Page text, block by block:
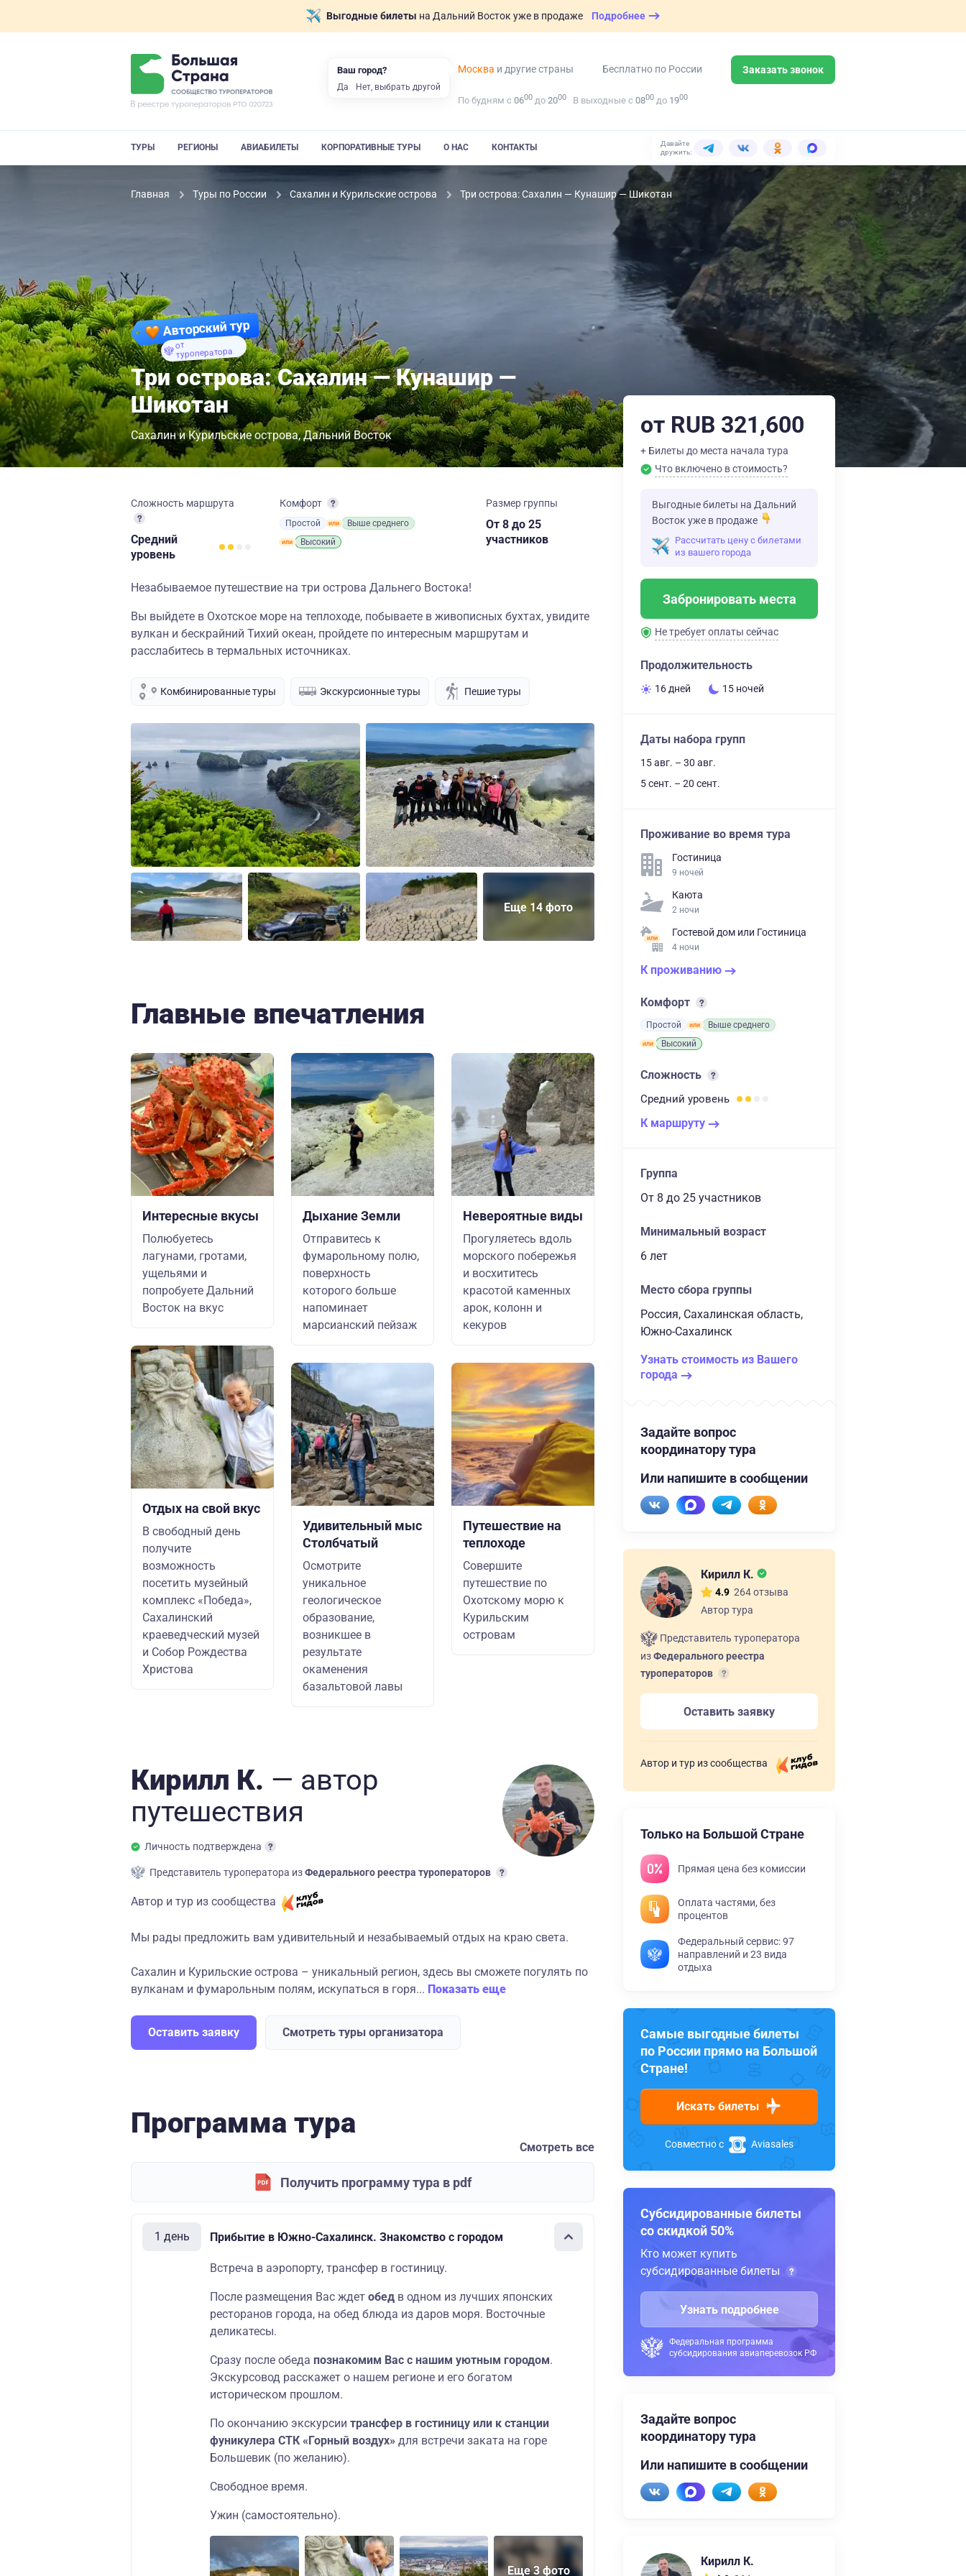
Выгодные билеты на Дальний Восток уже в продаже Подробнее
Москва и другие страны Бесплатно по России Заказать звонок
По будням с 0600 до 2000 В выходные с 0800 до 1900
ТУРЫ РЕГИОНЫ АВИАБИЛЕТЫ КОРПОРАТИВНЫЕ ТУРЫ О НАС КОНТАКТЫ
Давайте
дружить:
Главная Туры по России Сахалин и Курильские острова Три острова: Сахалин — Кунашир — Шикотан
Авторский тур
от
туроператора
Три острова: Сахалин — Кунашир —
Шикотан
Сахалин и Курильские острова Дальний Восток
Сложность маршрута
Средний
уровень
Комфорт
Простой
Выше среднего
Высокий
Размер группы
От 8 до 25
участников
Незабываемое путешествие на три острова Дальнего Востока!
Вы выйдете в Охотское море на теплоходе, побываете в живописных бухтах, увидите
вулкан и бескрайний Тихий океан, пройдете по интересным маршрутам и
расслабитесь в термальных источниках.
Комбинированные туры Экскурсионные туры Пешие туры
Еще 14 фото
Главные впечатления
Интересные вкусы
Полюбуетесь
лагунами, гротами,
ущельями и
попробуете Дальний
Восток на вкус
Отдых на свой вкус
В свободный день
получите
возможность
посетить музейный
комплекс «Победа»,
Сахалинский
краеведческий музей
и Собор Рождества
Христова
Дыхание Земли
Отправитесь к
фумарольному полю,
поверхность
которого больше
напоминает
марсианский пейзаж
Удивительный мыс
Столбчатый
Осмотрите
уникальное
геологическое
образование,
возникшее в
результате
окаменения
базальтовой лавы
Невероятные виды
Прогуляетесь вдоль
морского побережья
и восхититесь
красотой каменных
арок, колонн и
кекуров
Путешествие на
теплоходе
Совершите
путешествие по
Охотскому морю к
Курильским
островам
Кирилл К. — автор
путешествия
Личность подтверждена
Представитель туроператора изФедерального реестра туроператоров
Автор и тур из сообщества
Мы рады предложить вам удивительный и незабываемый отдых на краю света.
Сахалин и Курильские острова – уникальный регион, здесь вы сможете погулять по
вулканам и фумарольным полям, искупаться в горя... Показать еще
Оставить заявку Смотреть туры организатора
Программа тура
Смотреть все
Получить программу тура в pdf
1 день Прибытие в Южно-Сахалинск. Знакомство с городом
Встреча в аэропорту, трансфер в гостиницу.
После размещения Вас ждет обед в одном из лучших японских
ресторанов города, на обед блюда из даров моря. Восточные
деликатесы.
Сразу после обеда познакомим Вас с нашим уютным городом.
Экскурсовод расскажет о нашем регионе и его богатом
историческом прошлом.
По окончанию экскурсии трансфер в гостиницу или к станции
фуникулера СТК «Горный воздух» для встречи заката на горе
Большевик (по желанию).
Свободное время.
Ужин (самостоятельно).
Еще 3 фото
от RUB 321,600
+ Билеты до места начала тура
Что включено в стоимость?
Выгодные билеты на Дальний
Восток уже в продаже
Рассчитать цену с билетами
из вашего города
Забронировать места
Не требует оплаты сейчас
Продолжительность
16 дней 15 ночей
Даты набора групп
15 авг. – 30 авг.
5 сент. – 20 сент.
Проживание во время тура
Гостиница
9 ночей
Каюта
2 ночи
Гостевой дом или Гостиница
4 ночи
К проживанию
Комфорт
Простой
Выше среднего
Высокий
Сложность
Средний уровень
К маршруту
Группа
От 8 до 25 участников
Минимальный возраст
6 лет
Место сбора группы
Россия, Сахалинская область,
Южно-Сахалинск
Узнать стоимость из Вашего
города
Задайте вопрос
координатору тура
Или напишите в сообщении
Кирилл К.
4.9 264 отзыва
Автор тура
Представитель туроператора
изФедерального реестра
туроператоров
Оставить заявку
Автор и тур из сообщества
Только на Большой Стране
Прямая цена без комиссии
Оплата частями, без
процентов
Федеральный сервис: 97
направлений и 23 вида
отдыха
Самые выгодные билеты
по России прямо на Большой
Стране!
Искать билеты
Совместно с Aviasales
Субсидированные билеты
со скидкой 50%
Кто может купить
субсидированные билеты
Узнать подробнее
Федеральная программа
субсидирования авиаперевозок РФ
Задайте вопрос
координатору тура
Или напишите в сообщении
Кирилл К.
Ваш город?
Да Нет, выбрать другой